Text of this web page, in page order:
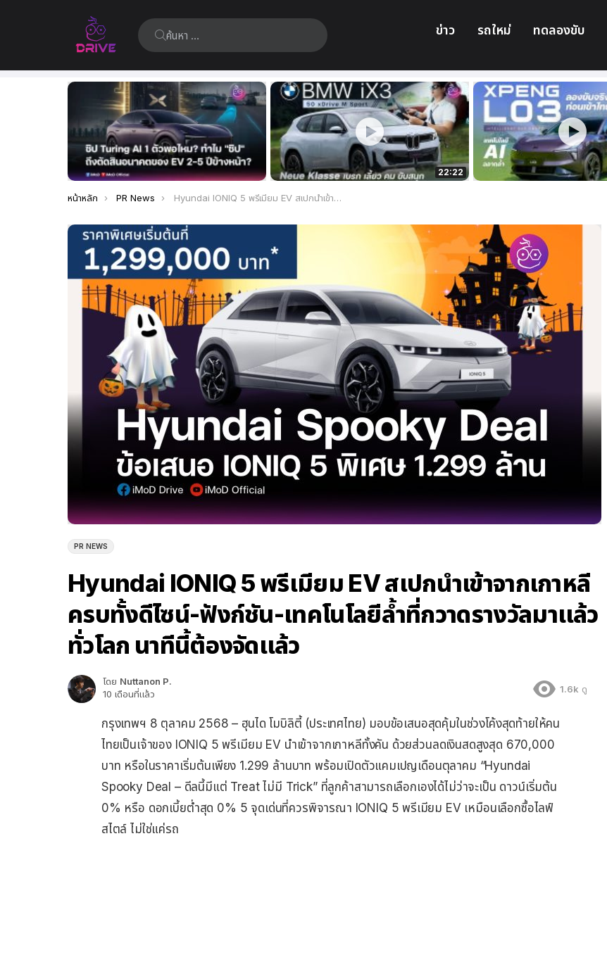
ค้นหา: ข่าว รถใหม่ ทดลองขับ
เรื่อง
ล่าสุด
22:22
คุณอยู่ที่นี่:
หน้าหลัก PR News Hyundai IONIQ 5 พรีเมียม EV สเปกนำเข้าจากเกาหลี ครบทั้งดีไซน์-ฟังก์ชัน-เทคโนโลยีล้ำที่กวาดรางวัลมาแล้วทั่วโลก นาทีนี้ต้องจัดแล้ว
PR NEWS
Hyundai IONIQ 5 พรีเมียม EV สเปกนำเข้าจากเกาหลี
ครบทั้งดีไซน์-ฟังก์ชัน-เทคโนโลยีล้ำที่กวาดรางวัลมาแล้ว
ทั่วโลก นาทีนี้ต้องจัดแล้ว
โดย Nuttanon P.
10 เดือนที่แล้ว
1.6k ดู
กรุงเทพฯ 8 ตุลาคม 2568 – ฮุนได โมบิลิตี้ (ประเทศไทย) มอบข้อเสนอสุดคุ้มในช่วงโค้งสุดท้ายให้คน
ไทยเป็นเจ้าของ IONIQ 5 พรีเมียม EV นำเข้าจากเกาหลีทั้งคัน ด้วยส่วนลดเงินสดสูงสุด 670,000
บาท หรือในราคาเริ่มต้นเพียง 1.299 ล้านบาท พร้อมเปิดตัวแคมเปญเดือนตุลาคม “Hyundai
Spooky Deal – ดีลนี้มีแต่ Treat ไม่มี Trick” ที่ลูกค้าสามารถเลือกเองได้ไม่ว่าจะเป็น ดาวน์เริ่มต้น
0% หรือ ดอกเบี้ยต่ำสุด 0% 5 จุดเด่นที่ควรพิจารณา IONIQ 5 พรีเมียม EV เหมือนเลือกซื้อไลฟ์
สไตล์ ไม่ใช่แค่รถ